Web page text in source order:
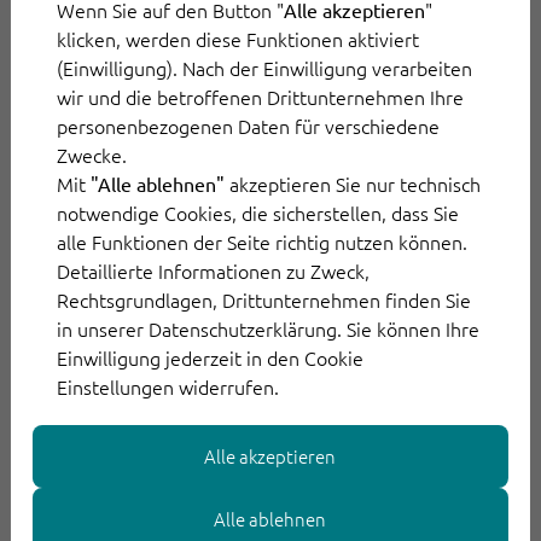
Wenn Sie auf den Button "Alle akzeptieren"
klicken, werden diese Funktionen aktiviert
(Einwilligung). Nach der Einwilligung verarbeiten
wir und die betroffenen Drittunternehmen Ihre
personenbezogenen Daten für verschiedene
Zwecke.
Mit "Alle ablehnen" akzeptieren Sie nur technisch
notwendige Cookies, die sicherstellen, dass Sie
alle Funktionen der Seite richtig nutzen können.
Detaillierte Informationen zu Zweck,
Rechtsgrundlagen, Drittunternehmen finden Sie
in unserer Datenschutzerklärung. Sie können Ihre
Einwilligung jederzeit in den Cookie
Einstellungen widerrufen.
Alle ablehnen
Alle akzeptieren
wurde das nicht durch Abstriche bei Sicherheit
oder Governance, sondern durch einen klar
fokussierten Ansatz: eine zentrale Plattform,
ein KI-Gateway, das verschiedene Modelle
bündelt, statt paralleler Einzelprojekte.
Die Lektion für andere Unternehmen:
Geschwindigkeit bei der KI-Einführung
entsteht, wenn man sich auf eine
tragfähige Architektur konzentriert, statt
gleichzeitig mehrere unabhängige
Initiativen zu verfolgen.
Lektion 5: Von Anfang an für